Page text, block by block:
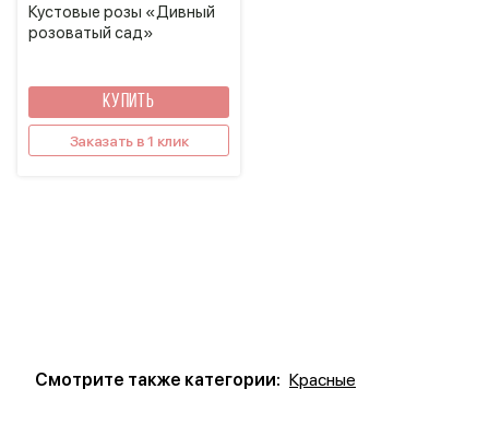
Кустовые розы «Дивный
розоватый сад»
КУПИТЬ
Заказать в 1 клик
Смотрите также категории: Красные